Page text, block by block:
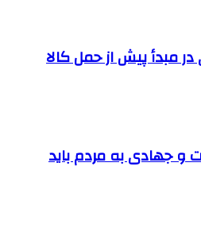
مبدأ پیش از حمل کالا
جهادی به مردم باید